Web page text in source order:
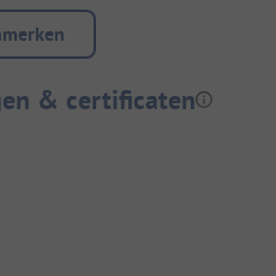
& certificaten